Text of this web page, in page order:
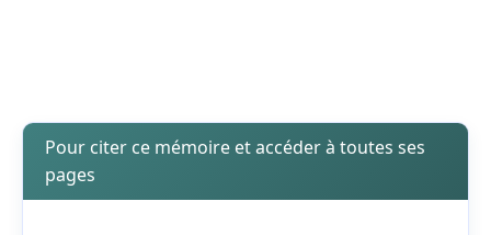
Pour citer ce mémoire et accéder à toutes ses
pages